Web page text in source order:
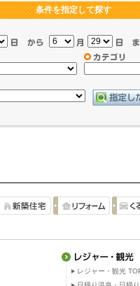
条件を指定して探す
レジャー・観光